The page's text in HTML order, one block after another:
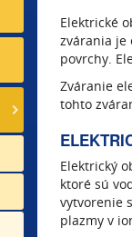
Elektrické
zvárania je
povrchy.
Zváranie
tohto
Elektrický
ktoré sú
vytvorenie
plazmy v